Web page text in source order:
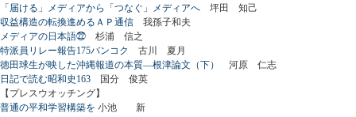
「届ける」メディアから「つなぐ」メディアへ 坪田 知己
収益構造の転換進めるＡＰ通信 我孫子和夫
メディアの日本語㉒ 杉浦 信之
特派員リレー報告175バンコク
古川 夏月
徳田球生が映した沖縄報道の本質―根津論文（下）
河原 仁志
日記で読む昭和史163 国分 俊英
【プレスウオッチング】
普通の平和学習構築を 小池 新